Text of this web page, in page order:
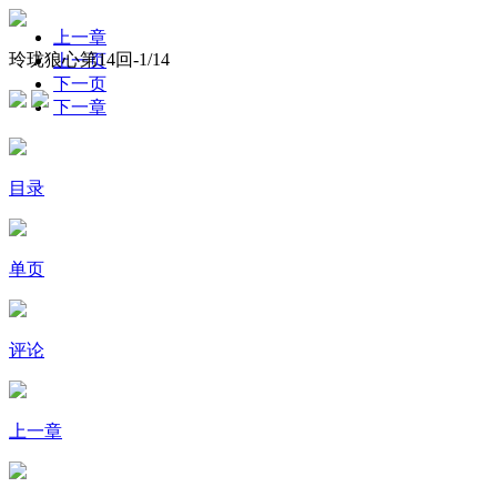
玲珑狼心第14回-1/14
上一章
上一页
下一页
下一章
目录
单页
评论
上一章